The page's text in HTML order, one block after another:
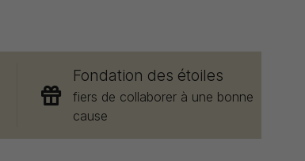
Fondation des étoiles
fiers de collaborer à une bonne
cause